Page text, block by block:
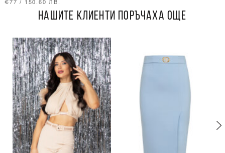
€77 / 150.60 ЛВ.
НАШИТЕ КЛИЕНТИ ПОРЪЧАХА ОЩЕ